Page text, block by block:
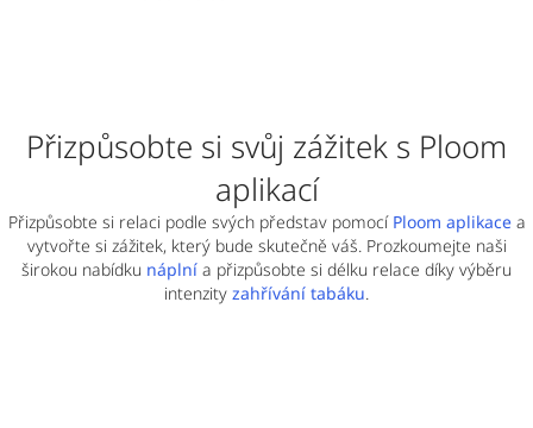
Přizpůsobte si svůj zážitek s Ploom
aplikací
Přizpůsobte si relaci podle svých představ pomocí Ploom aplikacea
vytvořte si zážitek, který bude skutečně váš. Prozkoumejte naši
širokou nabídku náplní a přizpůsobte si délku relace díky výběru
intenzity zahřívání tabáku.